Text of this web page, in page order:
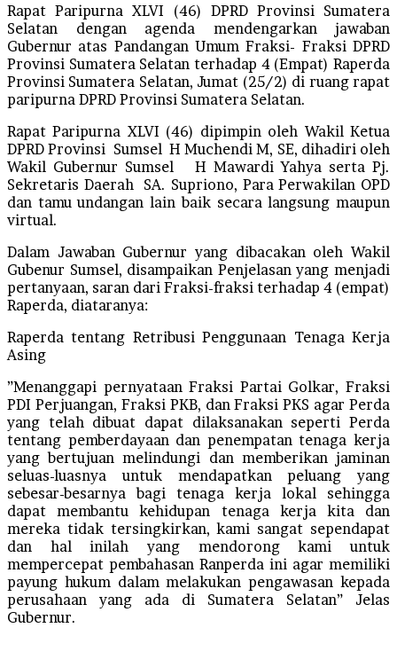
Rapat Paripurna XLVI (46) DPRD Provinsi Sumatera
Selatan dengan agenda mendengarkan jawaban
Gubernur atas Pandangan Umum Fraksi- Fraksi DPRD
Provinsi Sumatera Selatan terhadap 4 (Empat) Raperda
Provinsi Sumatera Selatan, Jumat (25/2) di ruang rapat
paripurna DPRD Provinsi Sumatera Selatan.
Rapat Paripurna XLVI (46) dipimpin oleh Wakil Ketua
DPRD Provinsi Sumsel H Muchendi M, SE, dihadiri oleh
Wakil Gubernur Sumsel H Mawardi Yahya serta Pj.
Sekretaris Daerah SA. Supriono, Para Perwakilan OPD
dan tamu undangan lain baik secara langsung maupun
virtual.
Dalam Jawaban Gubernur yang dibacakan oleh Wakil
Gubenur Sumsel, disampaikan Penjelasan yang menjadi
pertanyaan, saran dari Fraksi-fraksi terhadap 4 (empat)
Raperda, diataranya:
Raperda tentang Retribusi Penggunaan Tenaga Kerja
Asing
”Menanggapi pernyataan Fraksi Partai Golkar, Fraksi
PDI Perjuangan, Fraksi PKB, dan Fraksi PKS agar Perda
yang telah dibuat dapat dilaksanakan seperti Perda
tentang pemberdayaan dan penempatan tenaga kerja
yang bertujuan melindungi dan memberikan jaminan
seluas-luasnya untuk mendapatkan peluang yang
sebesar-besarnya bagi tenaga kerja lokal sehingga
dapat membantu kehidupan tenaga kerja kita dan
mereka tidak tersingkirkan, kami sangat sependapat
dan hal inilah yang mendorong kami untuk
mempercepat pembahasan Ranperda ini agar memiliki
payung hukum dalam melakukan pengawasan kepada
perusahaan yang ada di Sumatera Selatan” Jelas
Gubernur.